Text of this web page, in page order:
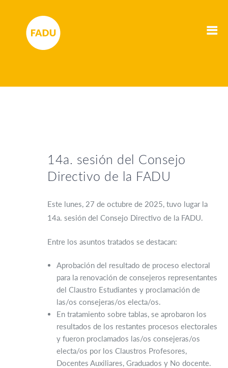
14a. sesión del Consejo
Directivo de la FADU
Este lunes, 27 de octubre de 2025, tuvo lugar la
14a. sesión del Consejo Directivo de la FADU.
Entre los asuntos tratados se destacan:
Aprobación del resultado de proceso electoral
para la renovación de consejeros representantes
del Claustro Estudiantes y proclamación de
las/os consejeras/os electa/os.
En tratamiento sobre tablas, se aprobaron los
resultados de los restantes procesos electorales
y fueron proclamados las/os consejeras/os
electa/os por los Claustros Profesores,
Docentes Auxiliares, Graduados y No docente.